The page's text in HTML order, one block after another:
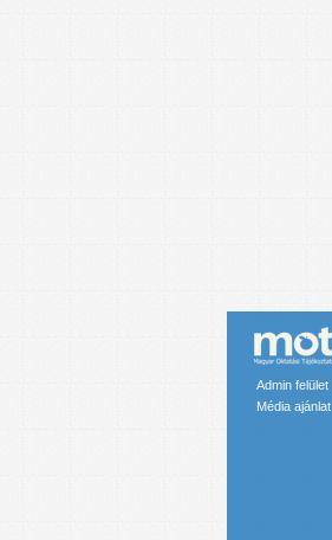
Admin felület
Média ajánlat